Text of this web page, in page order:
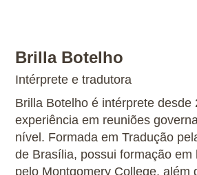
Brilla Botelho
Intérprete e tradutora
Brilla Botelho é intérprete desde
experiência em reuniões
nível. Formada em Tradução
de Brasília, possui formação em
pelo Montgomery College, além